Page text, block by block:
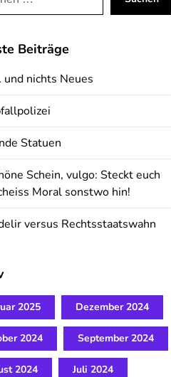
Beiträge
nichts Neues
Statuen
Schein, vulgo: Steckt euch
Moral sonstwo hin!
versus Rechtsstaatswahn
2025 Dezember 2024
2024 September 2024
2024 Juli 2024